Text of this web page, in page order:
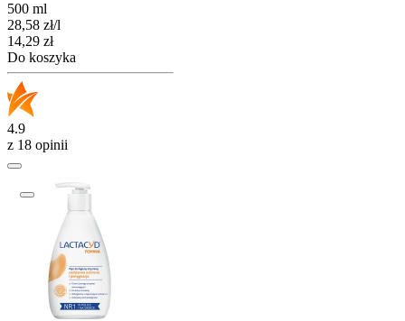
500 ml
28,58 zł/l
Cena
14,29 zł
Do koszyka
4.9
z 18 opinii